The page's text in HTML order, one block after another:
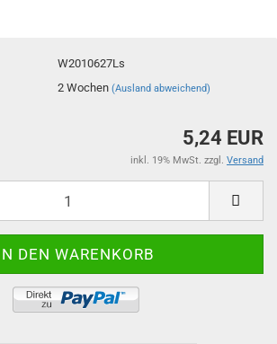
W2010627Ls
2 Wochen(Ausland abweichend)
5,24 EUR
inkl. 19% MwSt. zzgl. Versand